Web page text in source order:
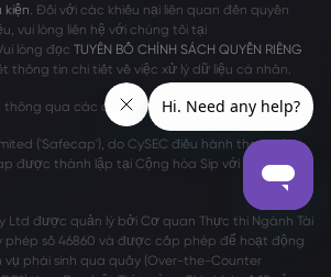
kiện. Đối với các khiếu nại liên quan đến quyền
vui lòng liên hệ với chúng tôi tại
lòng đọc TUYÊN BỐ CHÍNH SÁCH QUYỀN RIÊNG
thông tin chi tiết về việc xử lý dữ liệu cá nhân.
thông qua các chi nhánh sau:
('Safecap'), do CySEC điều hành theo giấy
được thành lập tại Cộng hòa Síp với số công ty
Ltd được quản lý bởi Cơ quan Thực thi Ngành Tài
phép số 46860 và được cấp phép để hoạt động
phái sinh qua quầy (Over-the-Counter